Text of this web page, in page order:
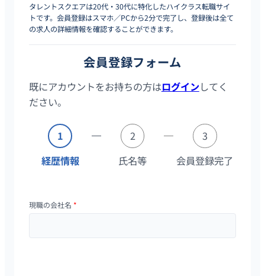
タレントスクエアは20代・30代に特化したハイクラス転職サイ
トです。会員登録はスマホ／PCから2分で完了し、登録後は全て
の求人の詳細情報を確認することができます。
会員登録フォーム
既にアカウントをお持ちの方はログインしてく
ださい。
1
経歴情報
2
氏名等
3
会員登録完了
現職の会社名 *